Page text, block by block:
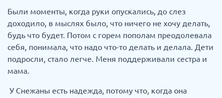
Были моменты, когда руки опускались, до слез
доходило, в мыслях было, что ничего не хочу делать,
будь что будет. Потом с горем пополам преодолевала
себя, понимала, что надо что-то делать и делала. Дети
подросли, стало легче. Меня поддерживали сестра и
мама.
У Снежаны есть надежда, потому что, когда она